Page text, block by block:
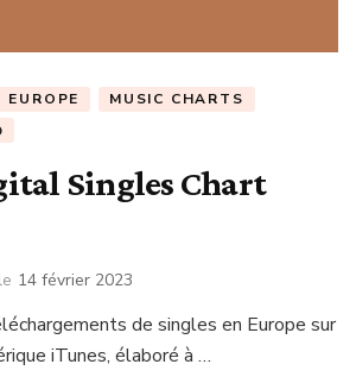
EUROPE
MUSIC CHARTS
Singles Chart
le 14 février 2023
de singles en Europe sur
iTunes, élaboré à …